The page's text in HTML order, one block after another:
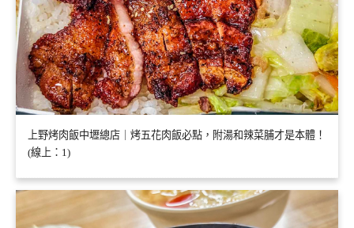
上野烤肉飯中壢總店｜烤五花肉飯必點，附湯和辣菜脯才是本體！
(線上：1)